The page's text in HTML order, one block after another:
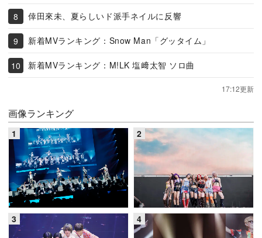
倖田來未、夏らしいド派手ネイルに反響
新着MVランキング：Snow Man「グッタイム」
新着MVランキング：M!LK 塩﨑太智 ソロ曲
17:12更新
画像ランキング